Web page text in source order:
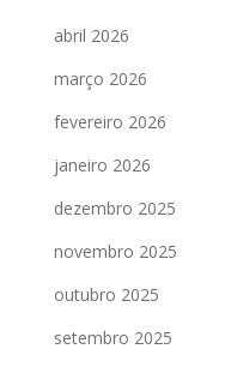
abril 2026
março 2026
fevereiro 2026
janeiro 2026
dezembro 2025
novembro 2025
outubro 2025
setembro 2025